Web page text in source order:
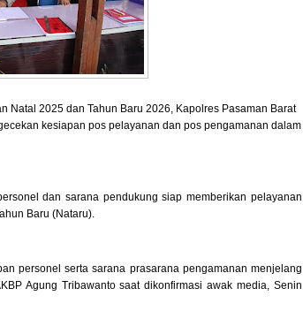
Natal 2025 dan Tahun Baru 2026, Kapolres Pasaman Barat
kesiapan pos pelayanan dan pos pengamanan dalam
dan sarana pendukung siap memberikan pelayanan
Baru (Nataru).
personel serta sarana prasarana pengamanan menjelang
Agung Tribawanto saat dikonfirmasi awak media, Senin